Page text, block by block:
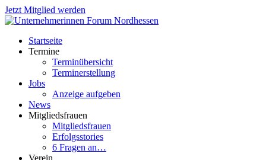
Jetzt Mitglied werden
Startseite
Termine
Terminübersicht
Terminerstellung
Jobs
Anzeige aufgeben
News
Mitgliedsfrauen
Mitgliedsfrauen
Erfolgsstories
6 Fragen an…
Verein